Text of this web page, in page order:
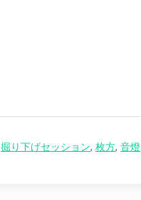
掘り下げセッション, 枚方, 音燈